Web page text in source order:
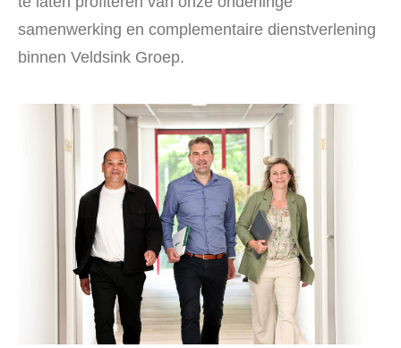
samenwerking en complementaire dienstverlening
binnen Veldsink Groep.